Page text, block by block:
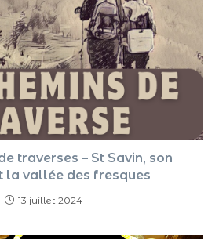
traverses – St Savin, son
la vallée des fresques
13 juillet 2024